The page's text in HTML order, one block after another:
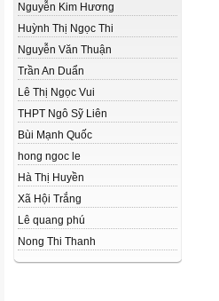
Nguyễn Kim Hương
Huỳnh Thị Ngọc Thi
Nguyễn Văn Thuận
Trần An Duẩn
Lê Thị Ngọc Vui
THPT Ngô Sỹ Liên
Bùi Mạnh Quốc
hong ngoc le
Hà Thị Huyền
Xã Hội Trắng
Lê quang phú
Nong Thi Thanh